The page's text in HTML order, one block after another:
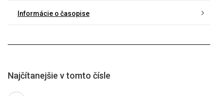
Informácie o časopise
Najčítanejšie v tomto čísle